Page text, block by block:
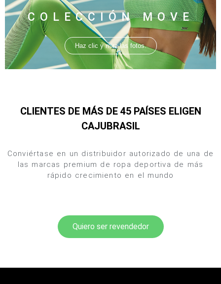
COLECCIÓN MOVE
Haz clic y mira las fotos.
CLIENTES DE MÁS DE 45 PAÍSES ELIGEN
CAJUBRASIL
Conviértase en un distribuidor autorizado de una de
las marcas premium de ropa deportiva de más
rápido crecimiento en el mundo
Quiero ser revendedor